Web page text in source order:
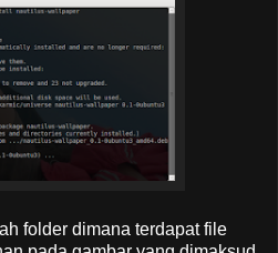
folder dimana terdapat file